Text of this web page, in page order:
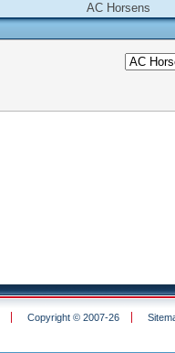
AC Horsens
Copyright © 2007-26